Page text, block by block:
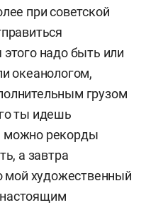
при советской
надо быть или
океанологом,
грузом
ты идешь
можно рекорды
а завтра
мой художественный